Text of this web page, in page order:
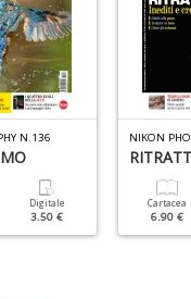
N.136
Digitale
3.50 €
NIKON
Cartacea
6.90 €